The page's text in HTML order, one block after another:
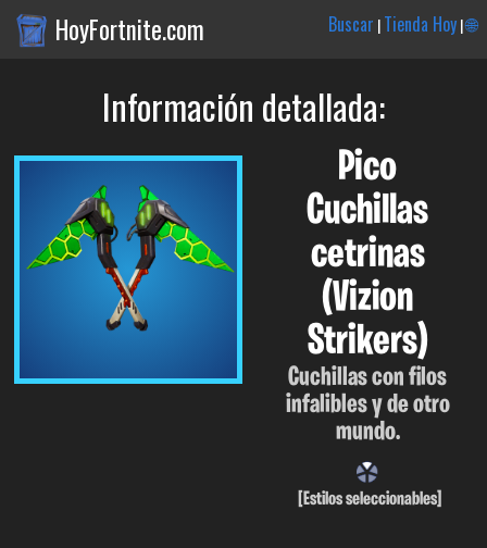
HoyFortnite.com Buscar |Tienda Hoy|🌐
Información detallada:
Pico
Cuchillas
cetrinas
(Vizion
Strikers)
Cuchillas con filos
infalibles y de otro
mundo.
[Estilos seleccionables]